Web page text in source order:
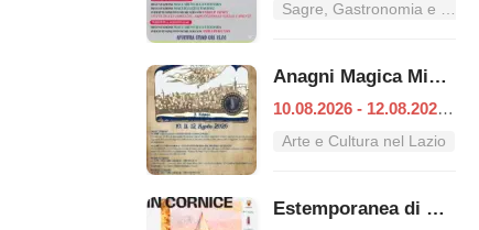
Sagre, Gastronomia e Tradizioni nel Lazio
Anagni Magica Misteriosa
10.08.2026 - 12.08.2026
Arte e Cultura nel Lazio
Estemporanea di Pittura – Premio "Giacomo Lisia"